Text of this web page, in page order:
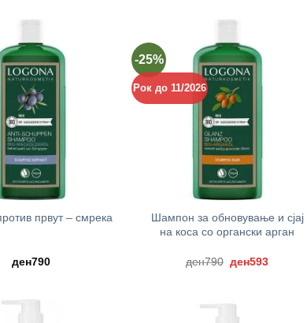
првут – смрека
ден790
-25%
Рок до 11/2026
Шампон за обновување и сјај
на коса со органски арган
ден790 Original
price
ден593Current